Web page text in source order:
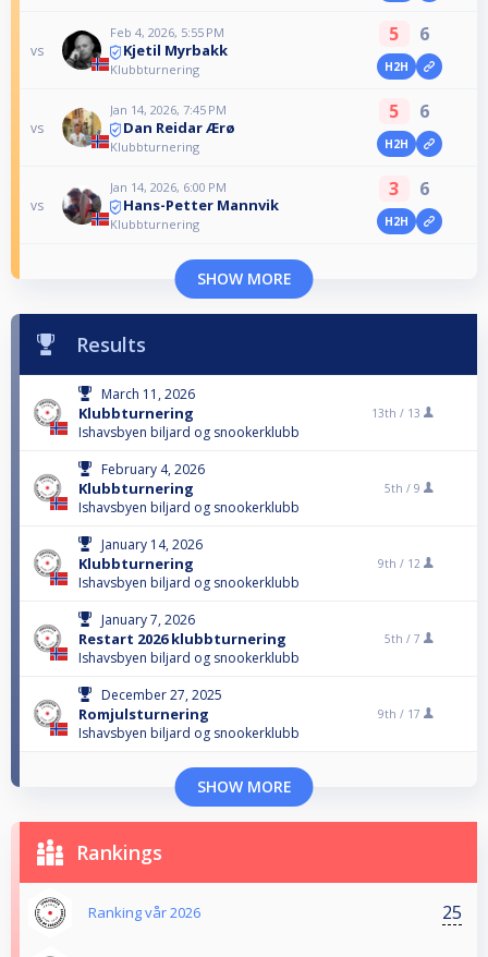
vs
Feb 4, 2026, 5:55 PM
Kjetil Myrbakk
Klubbturnering
5 6
H2H
vs
Jan 14, 2026, 7:45 PM
Dan Reidar Ærø
Klubbturnering
5 6
H2H
vs
Jan 14, 2026, 6:00 PM
Hans-Petter Mannvik
Klubbturnering
3 6
H2H
SHOW MORE
Results
March 11, 2026
Klubbturnering
Ishavsbyen biljard og snookerklubb
13th / 13
February 4, 2026
Klubbturnering
Ishavsbyen biljard og snookerklubb
5th / 9
January 14, 2026
Klubbturnering
Ishavsbyen biljard og snookerklubb
9th / 12
January 7, 2026
Restart 2026 klubbturnering
Ishavsbyen biljard og snookerklubb
5th / 7
December 27, 2025
Romjulsturnering
Ishavsbyen biljard og snookerklubb
9th / 17
SHOW MORE
Rankings
Ranking vår 2026 25